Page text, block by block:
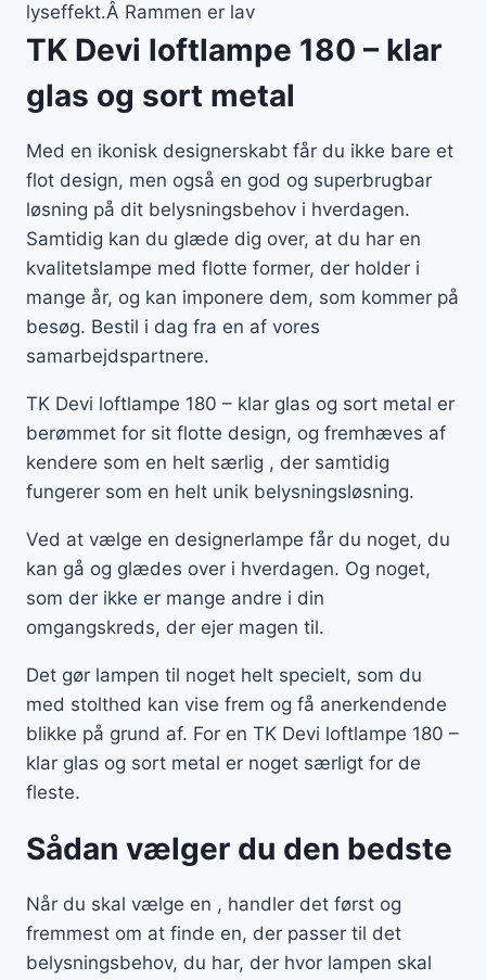
lyseffekt.Â Rammen er lav
TK Devi loftlampe 180 – klar
glas og sort metal
Med en ikonisk designerskabt får du ikke bare et
flot design, men også en god og superbrugbar
løsning på dit belysningsbehov i hverdagen.
Samtidig kan du glæde dig over, at du har en
kvalitetslampe med flotte former, der holder i
mange år, og kan imponere dem, som kommer på
besøg. Bestil i dag fra en af vores
samarbejdspartnere.
TK Devi loftlampe 180 – klar glas og sort metal er
berømmet for sit flotte design, og fremhæves af
kendere som en helt særlig , der samtidig
fungerer som en helt unik belysningsløsning.
Ved at vælge en designerlampe får du noget, du
kan gå og glædes over i hverdagen. Og noget,
som der ikke er mange andre i din
omgangskreds, der ejer magen til.
Det gør lampen til noget helt specielt, som du
med stolthed kan vise frem og få anerkendende
blikke på grund af. For en TK Devi loftlampe 180 –
klar glas og sort metal er noget særligt for de
fleste.
Sådan vælger du den bedste
Når du skal vælge en , handler det først og
fremmest om at finde en, der passer til det
belysningsbehov, du har, der hvor lampen skal